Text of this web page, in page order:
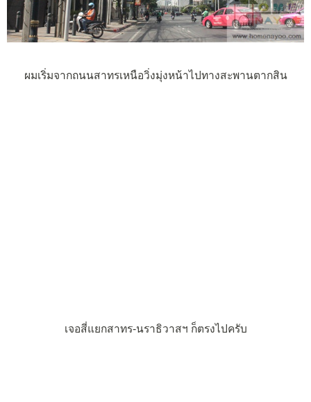
ผมเริ่มจากถนนสาทรเหนือวิ่งมุ่งหน้าไปทางสะพานตากสิน
เจอสี่แยกสาทร-นราธิวาสฯ ก็ตรงไปครับ